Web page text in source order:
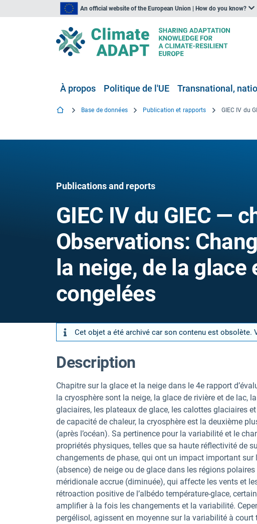
An official website of the European Union | How do you know?
À propos Politique de l'UE Transnational,
Base de données Publication et rapports
Publications and reports
GIEC IV du GIEC —
Observations:
la neige, de la
congelées
Cet objet a été archivé car son contenu est
Description
Chapitre sur la glace et la neige dans le 4e rapport
la cryosphère sont la neige, la glace de rivière et de lac,
glaciaires, les plateaux de glace, les calottes glaciaires
de capacité de chaleur, la cryosphère est la deuxième
(après l’océan). Sa pertinence pour la variabilité et le
propriétés physiques, telles que sa haute réflectivité de
changements de phase, qui ont un impact important sur
(absence) de neige ou de glace dans les régions
méridionale accrue (diminuée), qui affecte les vents et
rétroaction positive de l’albédo température-glace,
amplifier à la fois les changements et la variabilité.
pergélisol, agissent en moyenne sur la variabilité à